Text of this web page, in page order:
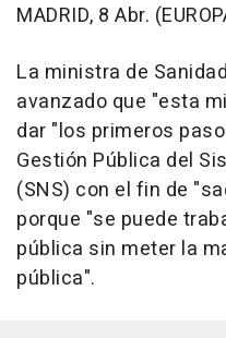
MADRID, 8 Abr.
La ministra de
avanzado que "esta
dar "los primeros
Gestión Pública del
(SNS) con el fin de
porque "se puede
pública sin meter la
pública".